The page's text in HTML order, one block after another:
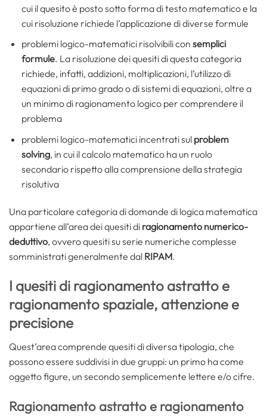
cui il quesito è posto sotto forma di testo matematico e la
cui risoluzione richiede l’applicazione di diverse formule
problemi logico-matematici risolvibili con semplici
formule. La risoluzione dei quesiti di questa categoria
richiede, infatti, addizioni, moltiplicazioni, l’utilizzo di
equazioni di primo grado o di sistemi di equazioni, oltre a
un minimo di ragionamento logico per comprendere il
problema
problemi logico-matematici incentrati sul problem
solving, in cui il calcolo matematico ha un ruolo
secondario rispetto alla comprensione della strategia
risolutiva
Una particolare categoria di domande di logica matematica
appartiene all’area dei quesiti di ragionamento numerico-
deduttivo, ovvero quesiti su serie numeriche complesse
somministrati generalmente dal RIPAM.
I quesiti di ragionamento astratto e
ragionamento spaziale, attenzione e
precisione
Quest’area comprende quesiti di diversa tipologia, che
possono essere suddivisi in due gruppi: un primo ha come
oggetto figure, un secondo semplicemente lettere e/o cifre.
Ragionamento astratto e ragionamento